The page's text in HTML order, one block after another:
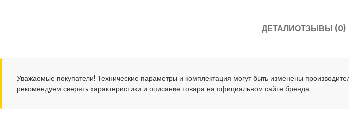
ДЕТАЛИОТЗЫВЫ (0)
Уважаемые покупатели! Технические параметры и комплектация могут быть изменены
рекомендуем сверять характеристики и описание товара на официальном сайте бренда.